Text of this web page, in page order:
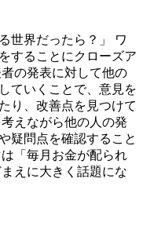
世界だったら？」 ワ
することにクローズア
の発表に対して他の
ていくことで、意見を
り、改善点を見つけて
えながら他の人の発
疑問点を確認すること
「毎月お金が配られ
えに大きく話題にな